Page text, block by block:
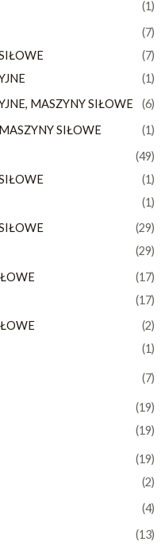
(1)
(7)
(7)
(1)
MASZYNY SIŁOWE
(6)
SIŁOWE
(1)
(49)
(1)
(1)
(29)
(29)
(17)
(17)
(2)
(1)
(7)
(19)
(19)
(19)
(2)
(4)
(13)